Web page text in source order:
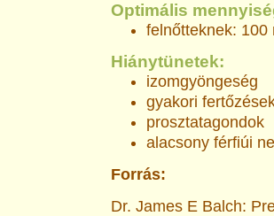
Optimális
felnőtteknek: 100
Hiánytünetek:
izomgyöngeség
gyakori
prosztatagondok
alacsony férfiúi
Forrás:
Dr. James E Balch: